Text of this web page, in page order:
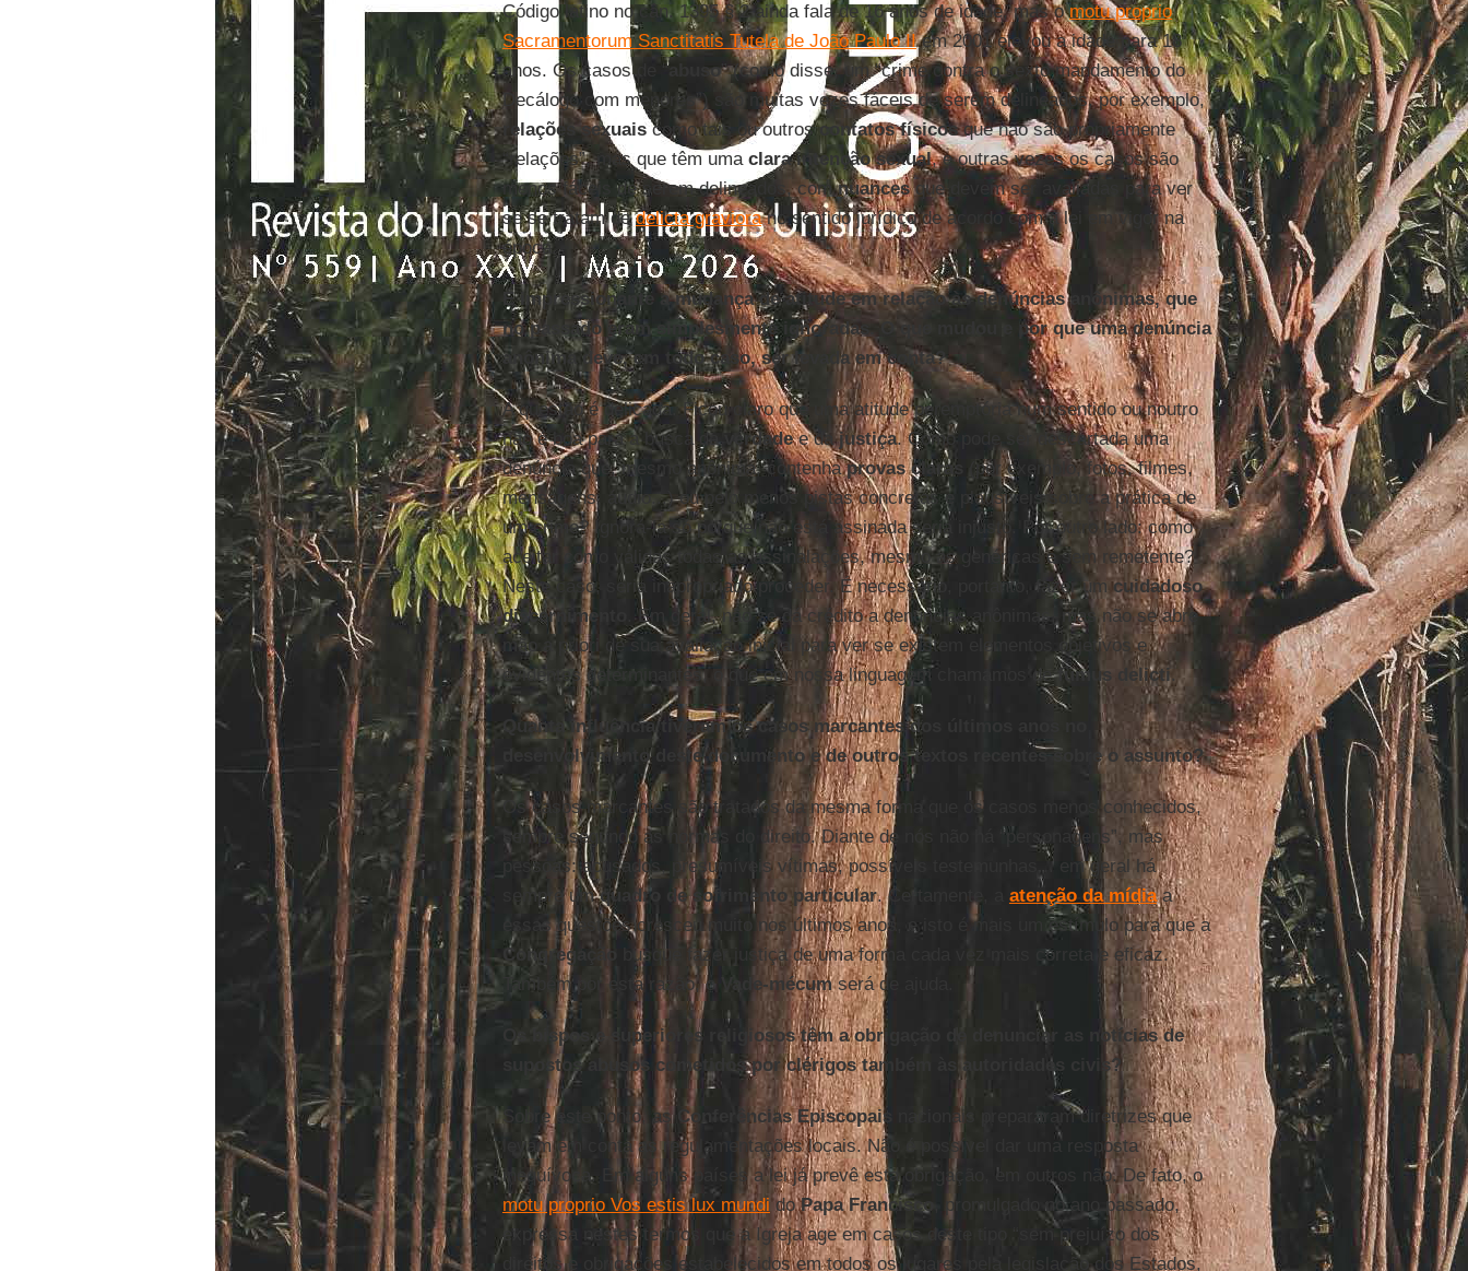
Código latino no cân. 1395 § 2 ainda fala de 16 anos de idade, mas omotu proprio
Sacramentorum Sanctitatis Tutela de João Paulo IIem 2001 elevou a idade para 18
anos. Os casos de “abuso” (como disse, um “crime contra o sexto mandamento do
Decálogo com menores”) são muitas vezes fáceis de serem delineados, por exemplo,
relações sexuaiscomo tais ou outroscontatos físicosque não são propriamente
“relações”, mas que têm uma clara intenção sexual, e outras vezes os casos são
menos fáceis de serem delineados, comnuancesque devem ser avaliadas para ver
se se tratam dedelicta graviorano sentido jurídico de acordo com a lei em vigor na
época.
É impressionante a mudança de atitude em relação às denúncias anônimas, que
no passado eram simplesmente ignoradas. O que mudou e por que uma denúncia
anônima deve, em todo caso, ser levada em conta?
A questão é delicada. Ficou claro que uma atitude peremptória num sentido ou noutro
não é boa para a busca daverdadee dajustiça. Como pode ser descartada uma
denúncia que, mesmo anônima, contenhaprovas claras
(por exemplo, fotos, filmes,
mensagens, áudio...) ou pelo menos pistas concretas e plausíveis sobre a prática de
um crime? Ignorá-la só porque não está assinada seria injusto. Por outro lado: como
aceitar como válidas todas as assinalações, mesmo as genéricas e sem remetente?
Neste caso, seria inapropriado proceder. É necessário, portanto, fazer umcuidadoso
discernimento
. Em geral, não se dá crédito a denúncias anônimas, mas não se abre
mão a priori de sua avaliação inicial para ver se existem elementos objetivos e
evidentes determinantes, o que em nossa linguagem chamamos defumus delicti.
Quanta influência tiveram os casos marcantes dos últimos anos no
desenvolvimento deste documento e de outros textos recentes sobre o assunto?
Os casos marcantes são tratados da mesma forma que os casos menos conhecidos,
sempre segundo as normas do direito. Diante de nós não há “personagens”, mas
pessoas: acusados, presumíveis vítimas, possíveis testemunhas... em geral há
sempre umquadro de sofrimento particular. Certamente, a atenção da mídiaa
essas questões cresceu muito nos últimos anos, e isto é mais um estímulo para que a
Congregação
busque fazer justiça de uma forma cada vez mais correta e eficaz.
Também por esta razão, oVade-mécumserá de ajuda.
Os bispos e superiores religiosos têm a obrigação de denunciar as notícias de
supostos abusos cometidos por clérigos também às autoridades civis?
Sobre este ponto, as Conferências Episcopais
nacionais prepararam diretrizes que
levam em conta as regulamentações locais. Não é possível dar uma resposta
inequívoca. Em alguns países a lei já prevê esta obrigação, em outros não. De fato, o
motu proprio Vos estis lux mundi doPapa Francisco
, promulgado no ano passado,
expressa nestes termos que a Igreja age em casos deste tipo “sem prejuízo dos
direitos e obrigações estabelecidos em todos os lugares pela legislação dos Estados,